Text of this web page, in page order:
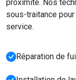
proximité. Nos
sous-traitance
service.
Réparation de